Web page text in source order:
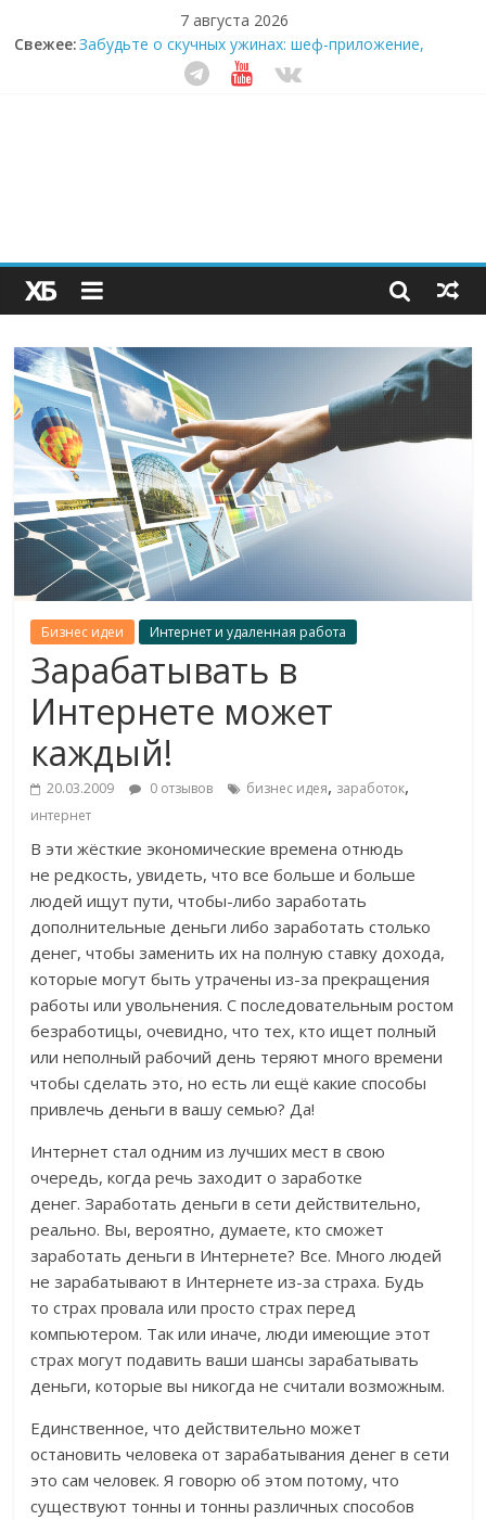
7 августа 2026
Свежее:Забудьте о скучных ужинах: шеф-приложение,
которое видит вашу еду насквозь
Небо зовёт: как бизнес на полётах дронов и
Секрет супергидратации: почему кокосовая вода с
пребиотиками становится главным трендом
здорового питания
Бизнес идеи Интернет и удаленная работа
Зарабатывать в
Интернете может
каждый!
20.03.2009 0 отзывов бизнес идея, заработок,
интернет
В эти жёсткие экономические времена отнюдь
не редкость, увидеть, что все больше и больше
людей ищут пути, чтобы-либо заработать
дополнительные деньги либо заработать столько
денег, чтобы заменить их на полную ставку дохода,
которые могут быть утрачены из-за прекращения
работы или увольнения. С последовательным ростом
безработицы, очевидно, что тех, кто ищет полный
или неполный рабочий день теряют много времени
чтобы сделать это, но есть ли ещё какие способы
привлечь деньги в вашу семью? Да!
Интернет стал одним из лучших мест в свою
очередь, когда речь заходит о заработке
денег. Заработать деньги в сети действительно,
реально. Вы, вероятно, думаете, кто сможет
заработать деньги в Интернете? Все. Много людей
не зарабатывают в Интернете из-за страха. Будь
то страх провала или просто страх перед
компьютером. Так или иначе, люди имеющие этот
страх могут подавить ваши шансы зарабатывать
деньги, которые вы никогда не считали возможным.
Единственное, что действительно может
остановить человека от зарабатывания денег в сети
это сам человек. Я говорю об этом потому, что
существуют тонны и тонны различных способов